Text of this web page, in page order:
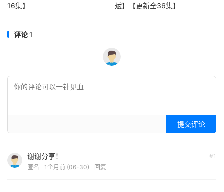
16集】
斌】【更新全36集】
评论1
提交评论
#1
谢谢分享！
匿名 1个月前 (06-30) 回复